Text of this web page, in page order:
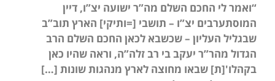
“ואמר לי החכם השלם מה”ר ישועה יצ”ו, דיין
המוסתערבים יצ”ו – תושבי [=ותיקי] הארץ תוב”ב
שבגליל העליון – שכשבא לכאן החכם השלם הרב
הגדול מהר”ר יעקב בי רב זלה”ה, וראה שהיו כאן
בקהלו'[ת] שבאו מחוצה לארץ מנהגות שונות […]